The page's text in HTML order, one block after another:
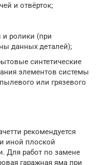
и отвёрток;
и ролики (при
данных деталей);
синтетические
элементов системы
или грязевого
рекомендуется
иной плоской
Для работ по замене
гаражная яма при